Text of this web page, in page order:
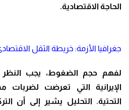
الحاجة الاقتصادية.
جغرافيا الأزمة: خريطة الثقل
لفهم حجم الضغوط، يجب النظر
الإيرانية التي تعرضت لضربات
التحتية. التحليل يشير إلى أن